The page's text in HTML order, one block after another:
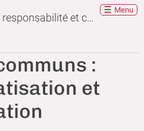
Numérique, soutenabilité, responsabilité et convivialité : que peuvent apporter les communs ?
Menu
:
et